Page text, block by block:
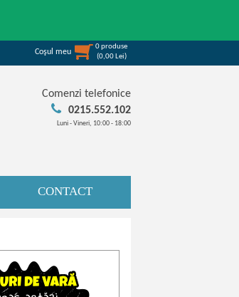
Coşul meu
0produse
(0,00 Lei)
Comenzi telefonice
0215.552.102
Luni - Vineri, 10:00 - 18:00
CONTACT